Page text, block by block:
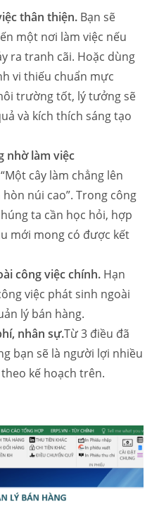
thân thiện. Bạn sẽ
một nơi làm việc nếu
ra tranh cãi. Hoặc dùng
vi thiếu chuẩn mực
trường tốt, lý tưởng sẽ
và kích thích sáng tạo
nhờ làm việc
cây làm chẳng lên
núi cao”. Trong công
ta cần học hỏi, hợp
mới mong có được kết
công việc chính. Hạn
việc phát sinh ngoài
lý bán hàng.
nhân sự.Từ 3 điều đã
bạn sẽ là người lợi nhiều
kế hoạch trên.